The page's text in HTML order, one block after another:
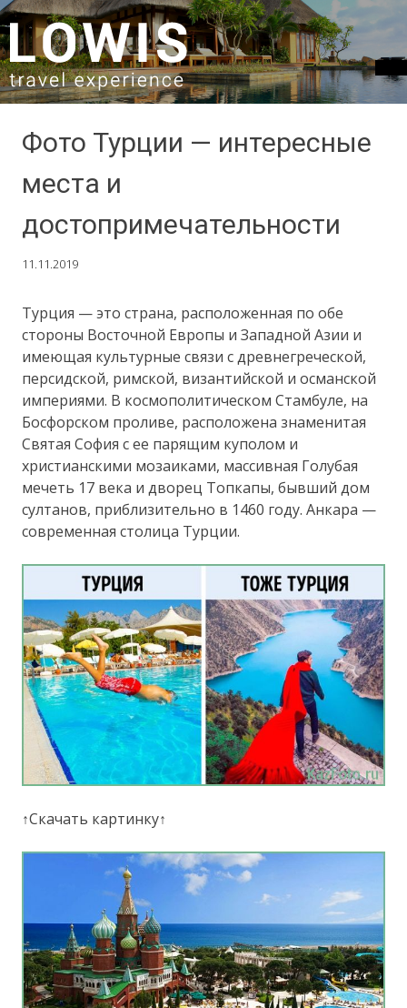
SKIP TO CONTENT
Фото Турции — интересные
места и
достопримечательности
11.11.2019
Турция — это страна, расположенная по обе
стороны Восточной Европы и Западной Азии и
имеющая культурные связи с древнегреческой,
персидской, римской, византийской и османской
империями. В космополитическом Стамбуле, на
Босфорском проливе, расположена знаменитая
Святая София с ее парящим куполом и
христианскими мозаиками, массивная Голубая
мечеть 17 века и дворец Топкапы, бывший дом
султанов, приблизительно в 1460 году. Анкара —
современная столица Турции.
↑Скачать картинку↑